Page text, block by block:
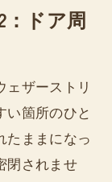
ドア周
ェザーストリ
い箇所のひと
たままになっ
閉されませ